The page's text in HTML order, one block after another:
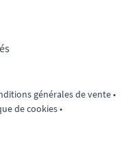
générales de vente•
de cookies•